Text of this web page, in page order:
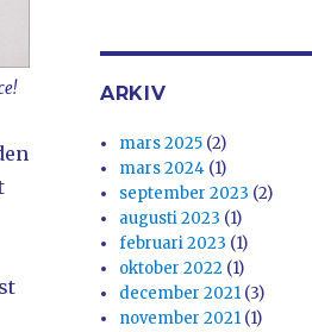
ARKIV
mars 2025 (2)
mars 2024 (1)
september 2023 (2)
augusti 2023 (1)
februari 2023 (1)
oktober 2022 (1)
december 2021 (3)
november 2021 (1)